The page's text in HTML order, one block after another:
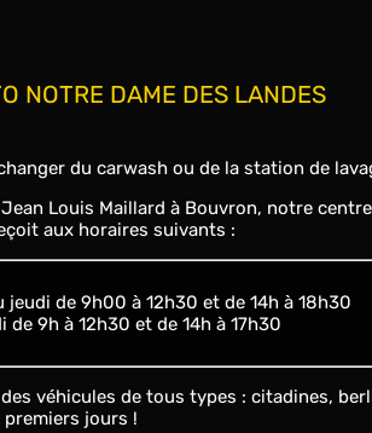
NOTRE DAME DES LANDES
du carwash ou de la station de
Louis Maillard à Bouvron, notre
aux horaires suivants :
jeudi de 9h00 à 12h30 et de 14h à 18h30
de 9h à 12h30 et de 14h à 17h30
véhicules de tous types : citadines,
jours !